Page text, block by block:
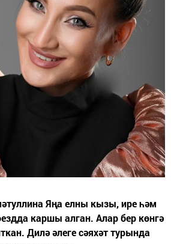
Яңа елны кызы, ире һәм
каршы алган. Алар бер көнгә
Дилә әлеге сәяхәт турында